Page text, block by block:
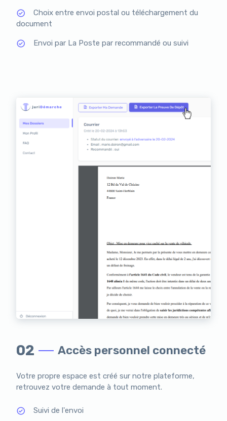
Choix entre envoi postal ou téléchargement du
document
Envoi par La Poste par recommandé ou suivi
02 Accès personnel connecté
Votre propre espace est créé sur notre plateforme,
retrouvez votre demande à tout moment.
Suivi de l'envoi